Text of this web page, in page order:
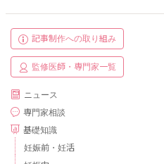
記事制作への取り組み
監修医師・専門家一覧
ニュース
専門家相談
基礎知識
妊娠前・妊活